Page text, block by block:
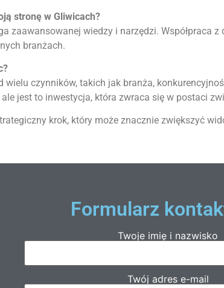
stronę w Gliwicach?
zaawansowanej wiedzy i narzędzi. Współpraca
branżach.
wielu czynników, takich jak branża,
jest to inwestycja, która zwraca się w postaci
krok, który może znacznie zwiększyć
Formularz
Twoje imię i nazwisko
Twój adres e-mail